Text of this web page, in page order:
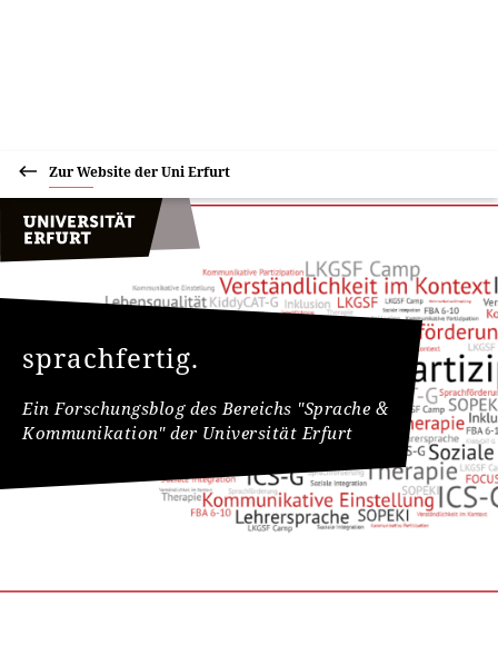
Zur Website der Uni Erfurt
sprachfertig.
Ein Forschungsblog des Bereichs "Sprache &
Kommunikation" der Universität Erfurt